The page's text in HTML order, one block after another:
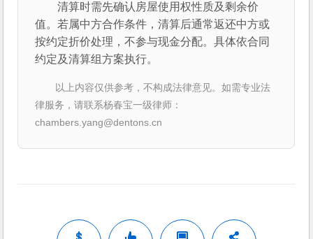
清算时需先确认房屋使用权性质及剩余价
值。若属中方合作条件，清算后通常返还中方或
按约定折价处理，不参与现金分配。具体依合同
约定及清算组方案执行。
以上内容仅供参考，不构成法律意见。如需专业法
律服务，请联系杨春宝一级律师：
chambers.yang@dentons.cn